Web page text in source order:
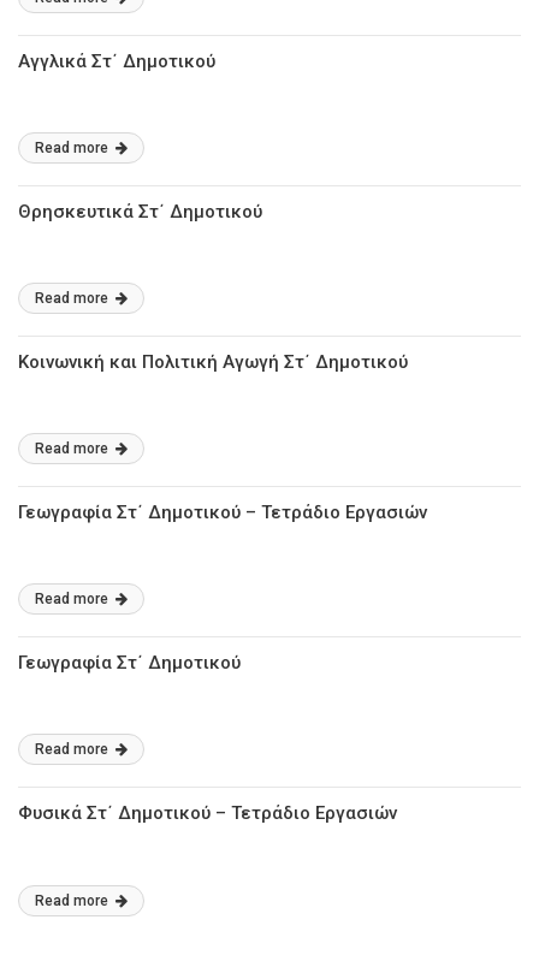
Αγγλικά Στ΄ Δημοτικού
Read more
Θρησκευτικά Στ΄ Δημοτικού
Read more
Κοινωνική και Πολιτική Αγωγή Στ΄ Δημοτικού
Read more
Γεωγραφία Στ΄ Δημοτικού – Τετράδιο Εργασιών
Read more
Γεωγραφία Στ΄ Δημοτικού
Read more
Φυσικά Στ΄ Δημοτικού – Τετράδιο Εργασιών
Read more